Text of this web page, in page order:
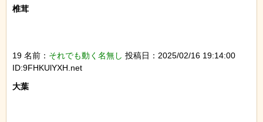
椎茸
19 名前： それでも動く名無し 投稿日：2025/02/16 19:14:00
ID:9FHKUlYXH.net
大葉